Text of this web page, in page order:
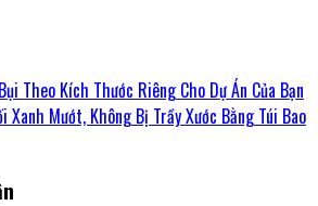
Theo Kích Thước Riêng Cho Dự Án Của Bạn
Xanh Mướt, Không Bị Trầy Xước Bằng Túi Bao